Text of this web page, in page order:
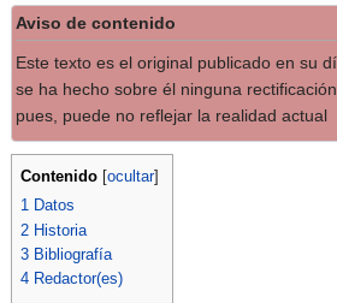
Aviso de contenido
Este texto es el original publicado en su
se ha hecho sobre él ninguna
pues, puede no reflejar la realidad actual
Contenido ocultar]
1 Datos
2 Historia
3 Bibliografía
4 Redactor(es)